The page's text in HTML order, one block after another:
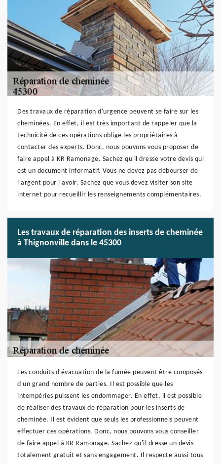
Des travaux de réparation d'urgence peuvent se faire sur les
cheminées. En effet, il est très important de rappeler que la
technicité de ces opérations oblige les propriétaires à
contacter des experts. Donc, nous pouvons vous proposer de
faire appel à KR Ramonage. Sachez qu'il dresse votre devis qui
est un document informatif. Vous ne devez pas débourser de
l'argent pour l'avoir. Sachez que vous devez visiter son site
internet pour recueillir les renseignements complémentaires.
Les travaux de réparation des inserts de cheminée
à Thignonville dans le 45300
Les conduits d'évacuation de la fumée peuvent être composés
d'un grand nombre de parties. Il est possible que les
intempéries puissent les endommager. En effet, il est possible
de réaliser des travaux de réparation pour les inserts de
cheminée. Il est évident que seuls les professionnels peuvent
effectuer ces opérations. Donc, nous pouvons vous conseiller
de faire appel à KR Ramonage. Sachez qu'il dresse un devis
totalement gratuit et sans engagement. Il respecte aussi tous